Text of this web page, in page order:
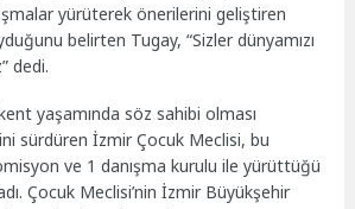
yürüterek önerilerini geliştiren
belirten Tugay, “Sizler dünyamızı
dedi.
yaşamında söz sahibi olması
sürdüren İzmir Çocuk Meclisi, bu
ve 1 danışma kurulu ile yürüttüğü
Çocuk Meclisi’nin İzmir Büyükşehir